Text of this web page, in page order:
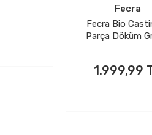
Fecra
Fecra Bio
Parça Döküm
1.999,99